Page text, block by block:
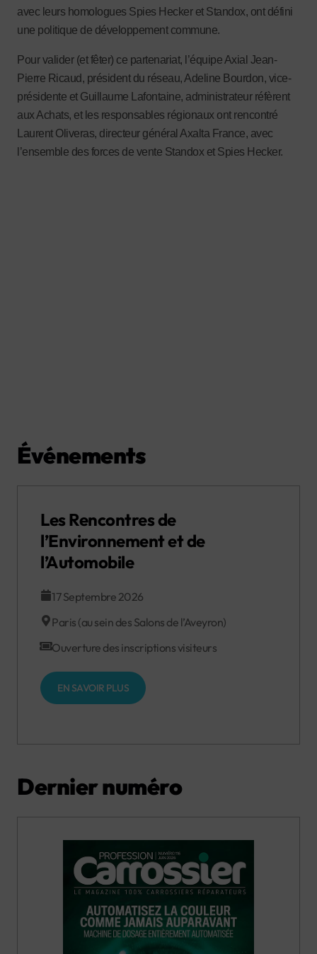
avec leurs homologues Spies Hecker et Standox, ont défini
une politique de développement commune.
Pour valider (et fêter) ce partenariat, l’équipe Axial Jean-
Pierre Ricaud, président du réseau, Adeline Bourdon, vice-
présidente et Guillaume Lafontaine, administrateur réfèrent
aux Achats, et les responsables régionaux ont rencontré
Laurent Oliveras, directeur général Axalta France, avec
l’ensemble des forces de vente Standox et Spies Hecker.
Événements
Les Rencontres de
l’Environnement et de
l’Automobile
17 Septembre 2026
Paris (au sein des Salons de l’Aveyron)
Ouverture des inscriptions visiteurs
EN SAVOIR PLUS
Dernier numéro